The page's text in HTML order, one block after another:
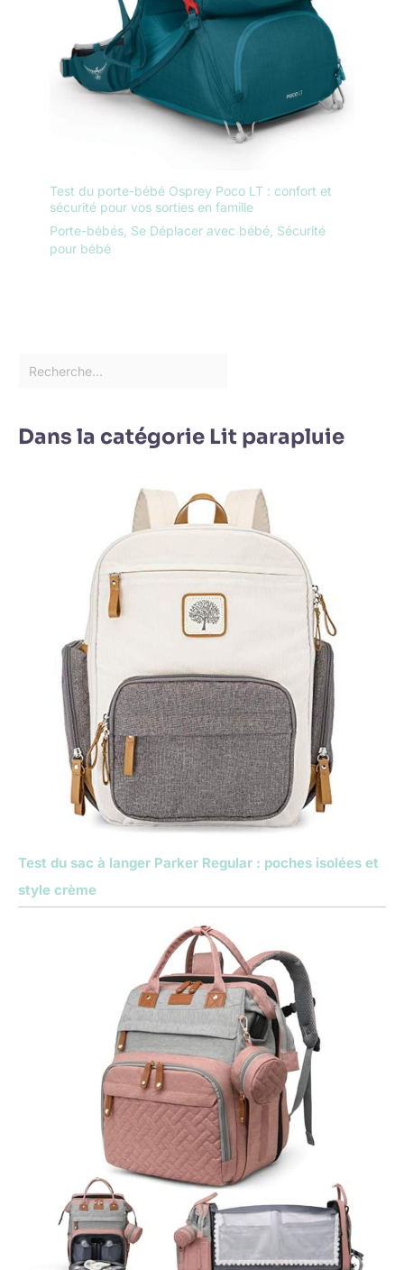
Test du porte-bébé Osprey Poco LT : confort et
sécurité pour vos sorties en famille
Porte-bébés Se Déplacer avec bébé Sécurité
pour bébé
Dans la catégorie Lit parapluie
Test du sac à langer Parker Regular : poches isolées et
style crème